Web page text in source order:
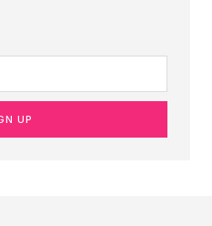
UP